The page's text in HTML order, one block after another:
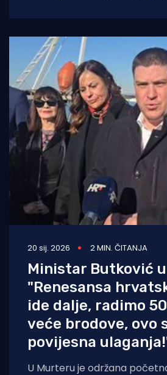
20 sij. 2026 2 MIN. ČITANJA
Ministar Butković
"Renesansa
ide dalje, radimo
veće brodove, ovo
povijesna
U Murteru je održana